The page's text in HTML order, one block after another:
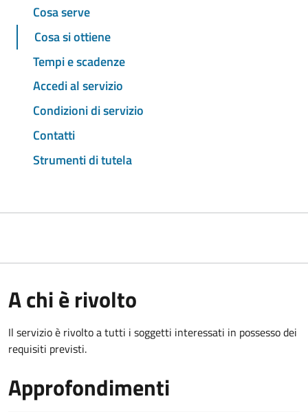
Cosa serve
Cosa si ottiene
Tempi e scadenze
Accedi al servizio
Condizioni di servizio
Contatti
Strumenti di tutela
A chi è rivolto
Il servizio è rivolto a tutti i soggetti interessati in possesso dei
requisiti previsti.
Approfondimenti